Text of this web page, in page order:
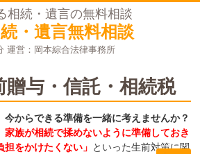
相続・遺言の無料相談
・遺言無料相談
運営：岡本綜合法律事務所
贈与・信託・相続税
今からできる準備を一緒に考えませんか？
家族が相続で揉めないように準備しておき
をかけたくない」 といった生前対策に関